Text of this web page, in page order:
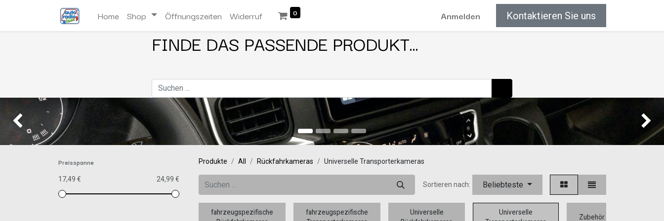
Home Shop Öffnungszeiten Widerruf 0 Anmelden Kontaktieren Sie uns
FINDE DAS PASSENDE PRODUKT...
Zurück Weiter
Preisspanne
17,49 € 24,99 €
Produkte All Rückfahrkameras Universelle Transporterkameras
Sortieren nach: Beliebteste
fahrzeugspezifische
fahrzeugspezifische
Universelle
Universelle
Zubehör